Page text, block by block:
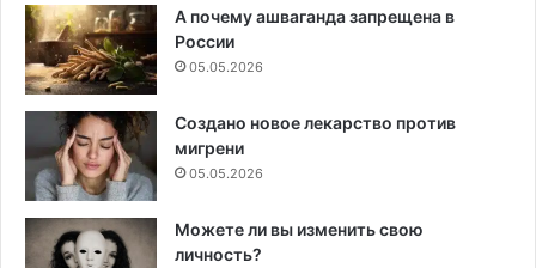
А почему ашваганда запрещена в
России
05.05.2026
Создано новое лекарство против
мигрени
05.05.2026
Можете ли вы изменить свою
личность?